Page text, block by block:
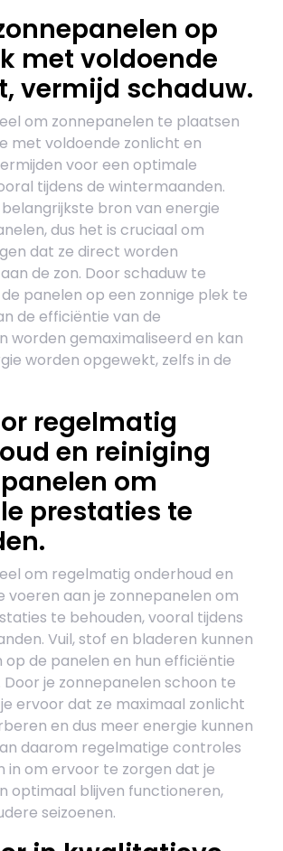
op
met voldoende
vermijd schaduw.
om zonnepanelen te plaatsen
met voldoende zonlicht en
voor een optimale
tijdens de wintermaanden.
bron van energie
dus het is cruciaal om
dat ze direct worden
de zon. Door schaduw te
panelen op een zonnige plek te
de efficiëntie van de
worden gemaximaliseerd en kan
worden opgewekt, zelfs in de
regelmatig
en reiniging
om
prestaties te
om regelmatig onderhoud en
voeren aan je zonnepanelen om
te behouden, vooral tijdens
Vuil, stof en bladeren kunnen
op de panelen en hun efficiëntie
je zonnepanelen schoon te
ervoor dat ze maximaal zonlicht
en dus meer energie kunnen
daarom regelmatige controles
in om ervoor te zorgen dat je
optimaal blijven functioneren,
seizoenen.